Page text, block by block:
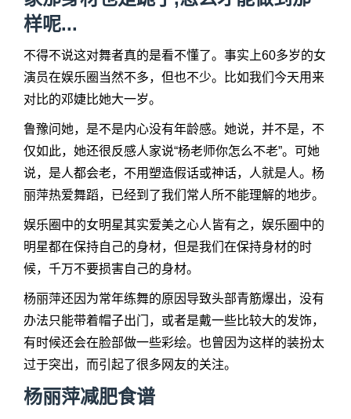
样呢...
不得不说这对舞者真的是看不懂了。事实上60多岁的女
演员在娱乐圈当然不多，但也不少。比如我们今天用来
对比的邓婕比她大一岁。
鲁豫问她，是不是内心没有年龄感。她说，并不是，不
仅如此，她还很反感人家说“杨老师你怎么不老”。可她
说，是人都会老，不用塑造假话或神话，人就是人。杨
丽萍热爱舞蹈，已经到了我们常人所不能理解的地步。
娱乐圈中的女明星其实爱美之心人皆有之，娱乐圈中的
明星都在保持自己的身材，但是我们在保持身材的时
候，千万不要损害自己的身材。
杨丽萍还因为常年练舞的原因导致头部青筋爆出，没有
办法只能带着帽子出门，或者是戴一些比较大的发饰，
有时候还会在脸部做一些彩绘。也曾因为这样的装扮太
过于突出，而引起了很多网友的关注。
杨丽萍减肥食谱